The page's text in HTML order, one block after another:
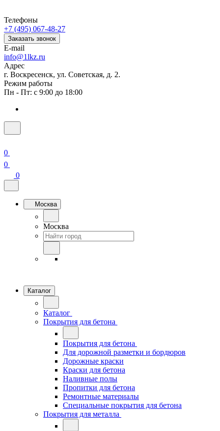
Телефоны
+7 (495) 067-48-27
Заказать звонок
E-mail
info@1lkz.ru
Адрес
г. Воскресенск, ул. Советская, д. 2.
Режим работы
Пн - Пт: с 9:00 до 18:00
0
0
0
Москва
Москва
Каталог
Каталог
Покрытия для бетона
Покрытия для бетона
Для дорожной разметки и бордюров
Дорожные краски
Краски для бетона
Наливные полы
Пропитки для бетона
Ремонтные материалы
Специальные покрытия для бетона
Покрытия для металла